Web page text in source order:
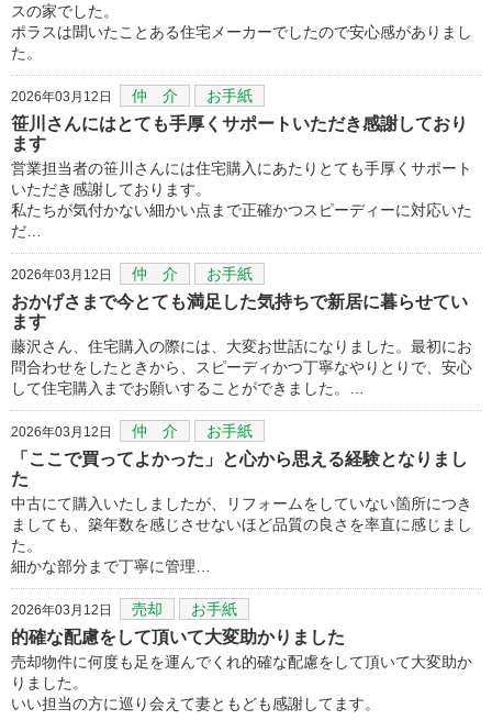
スの家でした。
ポラスは聞いたことある住宅メーカーでしたので安心感がありまし
た。
2026年03月12日 仲 介 お手紙
笹川さんにはとても手厚くサポートいただき感謝しており
ます
営業担当者の笹川さんには住宅購入にあたりとても手厚くサポート
いただき感謝しております。
私たちが気付かない細かい点まで正確かつスピーディーに対応いた
だ…
2026年03月12日 仲 介 お手紙
おかげさまで今とても満足した気持ちで新居に暮らせてい
ます
藤沢さん、住宅購入の際には、大変お世話になりました。最初にお
問合わせをしたときから、スピーディかつ丁寧なやりとりで、安心
して住宅購入までお願いすることができました。…
2026年03月12日 仲 介 お手紙
「ここで買ってよかった」と心から思える経験となりまし
た
中古にて購入いたしましたが、リフォームをしていない箇所につき
ましても、築年数を感じさせないほど品質の良さを率直に感じまし
た。
細かな部分まで丁寧に管理…
2026年03月12日 売却 お手紙
的確な配慮をして頂いて大変助かりました
売却物件に何度も足を運んでくれ的確な配慮をして頂いて大変助か
りました。
いい担当の方に巡り会えて妻ともども感謝してます。